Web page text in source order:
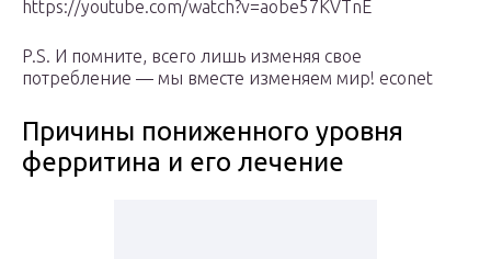
https://youtube.com/watch?v=aobe57KVTnE
P.S. И помните, всего лишь изменяя свое
потребление — мы вместе изменяем мир! econet
Причины пониженного уровня
ферритина и его лечение